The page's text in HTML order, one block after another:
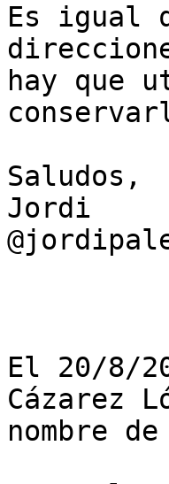
Es igual
hay que
Saludos,
Jordi
﻿El 20/8/
Cázarez
nombre de